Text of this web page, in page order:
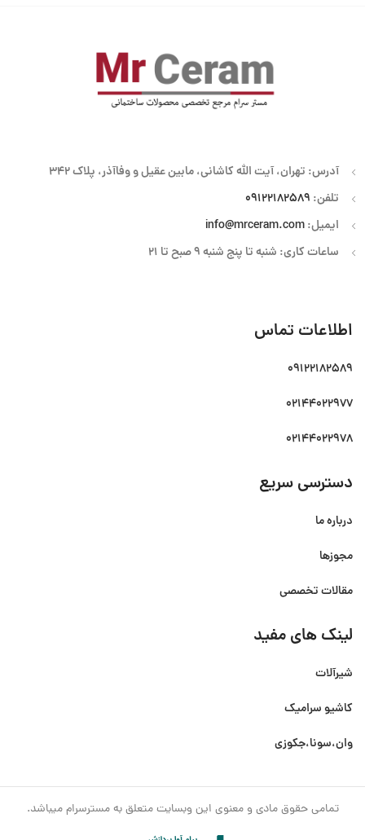
آدرس: تهران، آیت الله کاشانی، مابین عقیل و وفاآذر، پلاک 342
تلفن: 09122182589
ایمیل:info@mrceram.com
ساعات کاری: شنبه تا پنج شنبه 9 صبح تا 21
اطلاعات تماس
09122182589
02144022977
02144022978
دسترسی سریع
درباره ما
مجوزها
مقالات تخصصی
لینک های مفید
شیرآلات
کاشیو سرامیک
وان،سونا،جکوزی
تمامی حقوق مادی و معنوی این وبسایت متعلق به مسترسرام میباشد.